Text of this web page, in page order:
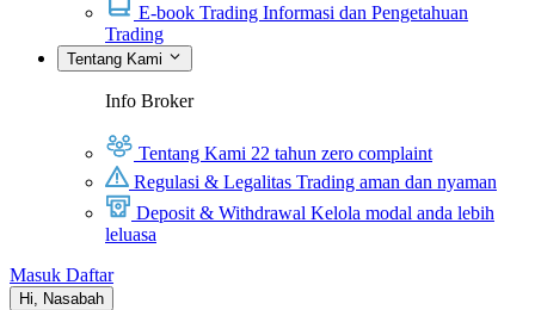
E-book Trading Informasi dan Pengetahuan
Trading
Tentang Kami
Info Broker
Tentang Kami 22 tahun zero complaint
Regulasi & Legalitas Trading aman dan nyaman
Deposit & Withdrawal Kelola modal anda lebih
leluasa
Masuk Daftar
Hi, Nasabah